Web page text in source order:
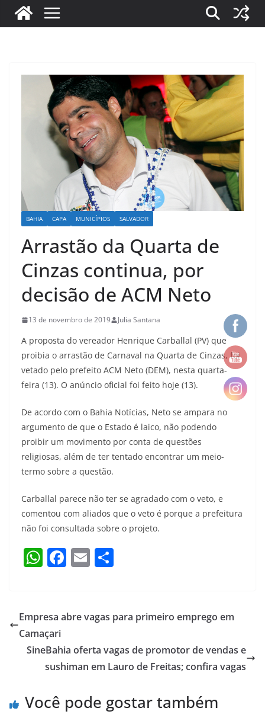
BAHIA CAPA MUNICÍPIOS SALVADOR
Arrastão da Quarta de
Cinzas continua, por
decisão de ACM Neto
13 de novembro de 2019 Julia Santana
A proposta do vereador Henrique Carballal (PV) que
proibia o arrastão de Carnaval na Quarta de Cinzas, foi
vetado pelo prefeito ACM Neto (DEM), nesta quarta-
feira (13). O anúncio oficial foi feito hoje (13).
De acordo com o Bahia Notícias, Neto se ampara no
argumento de que o Estado é laico, não podendo
proibir um movimento por conta de questões
religiosas, além de ter tentado encontrar um meio-
termo sobre a questão.
Carballal parece não ter se agradado com o veto, e
comentou com aliados que o veto é porque a prefeitura
não foi consultada sobre o projeto.
W
s
A
p
p
F
e
o
o
E
l e
Empresa abre vagas para primeiro emprego em
Camaçari
SineBahia oferta vagas de promotor de vendas e
sushiman em Lauro de Freitas; confira vagas
Você pode gostar também